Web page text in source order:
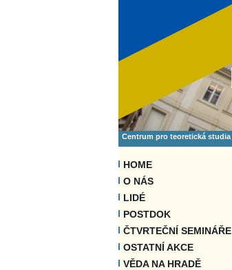
Centrum pro teoretická studia
HOME
O NÁS
LIDÉ
POSTDOK
ČTVRTEČNÍ SEMINÁŘE
OSTATNÍ AKCE
VĚDA NA HRADĚ